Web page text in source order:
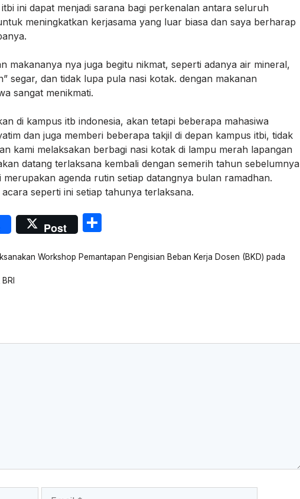
ini dapat menjadi sarana bagi perkenalan antara seluruh
meningkatkan kerjasama yang luar biasa dan saya berharap
makananya nya juga begitu nikmat, seperti adanya air mineral,
segar, dan tidak lupa pula nasi kotak. dengan makanan
sangat menikmati.
di kampus itb indonesia, akan tetapi beberapa mahasiwa
dan juga memberi beberapa takjil di depan kampus itbi, tidak
kami melaksakan berbagi nasi kotak di lampu merah lapangan
datang terlaksana kembali dengan semerih tahun sebelumnya
agenda rutin setiap datangnya bulan ramadhan.
seperti ini setiap tahunya terlaksana.
Post
ar
Workshop Pemantapan Pengisian Beban Kerja Dosen (BKD) pada